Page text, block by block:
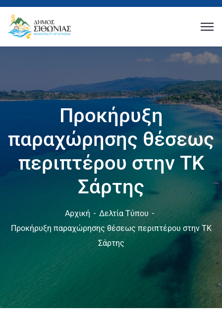
Προκήρυξη
παραχώρησης θέσεως
περιπτέρου στην ΤΚ
Σάρτης
Αρχική
Δελτία Τύπου
Προκήρυξη παραχώρησης θέσεως περιπτέρου στην ΤΚ
Σάρτης